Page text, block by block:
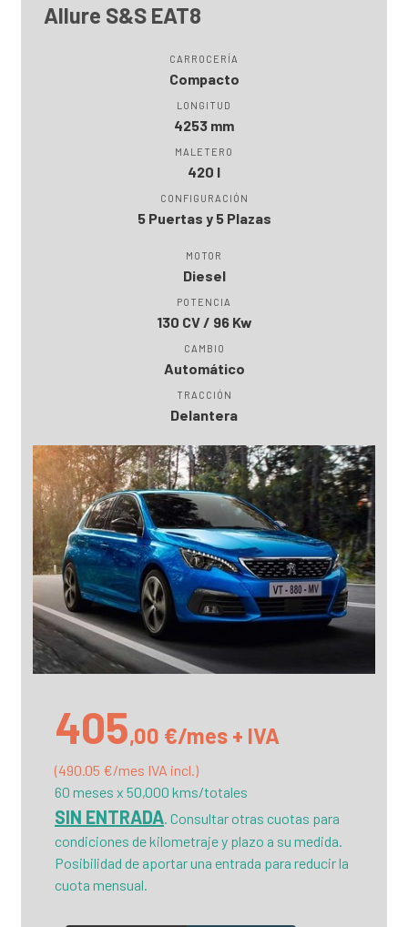
Allure S&S EAT8
CARROCERÍA
Compacto
LONGITUD
4253 mm
MALETERO
420 l
CONFIGURACIÓN
5 Puertas y 5 Plazas
MOTOR
Diesel
POTENCIA
130 CV / 96 Kw
CAMBIO
Automático
TRACCIÓN
Delantera
405,00 €/mes + IVA
(490.05 €/mes IVA incl.)
60 meses x 50,000 kms/totales
SIN ENTRADA . Consultar otras cuotas para
condiciones de kilometraje y plazo a su medida.
Posibilidad de aportar una entrada para reducir la
cuota mensual.